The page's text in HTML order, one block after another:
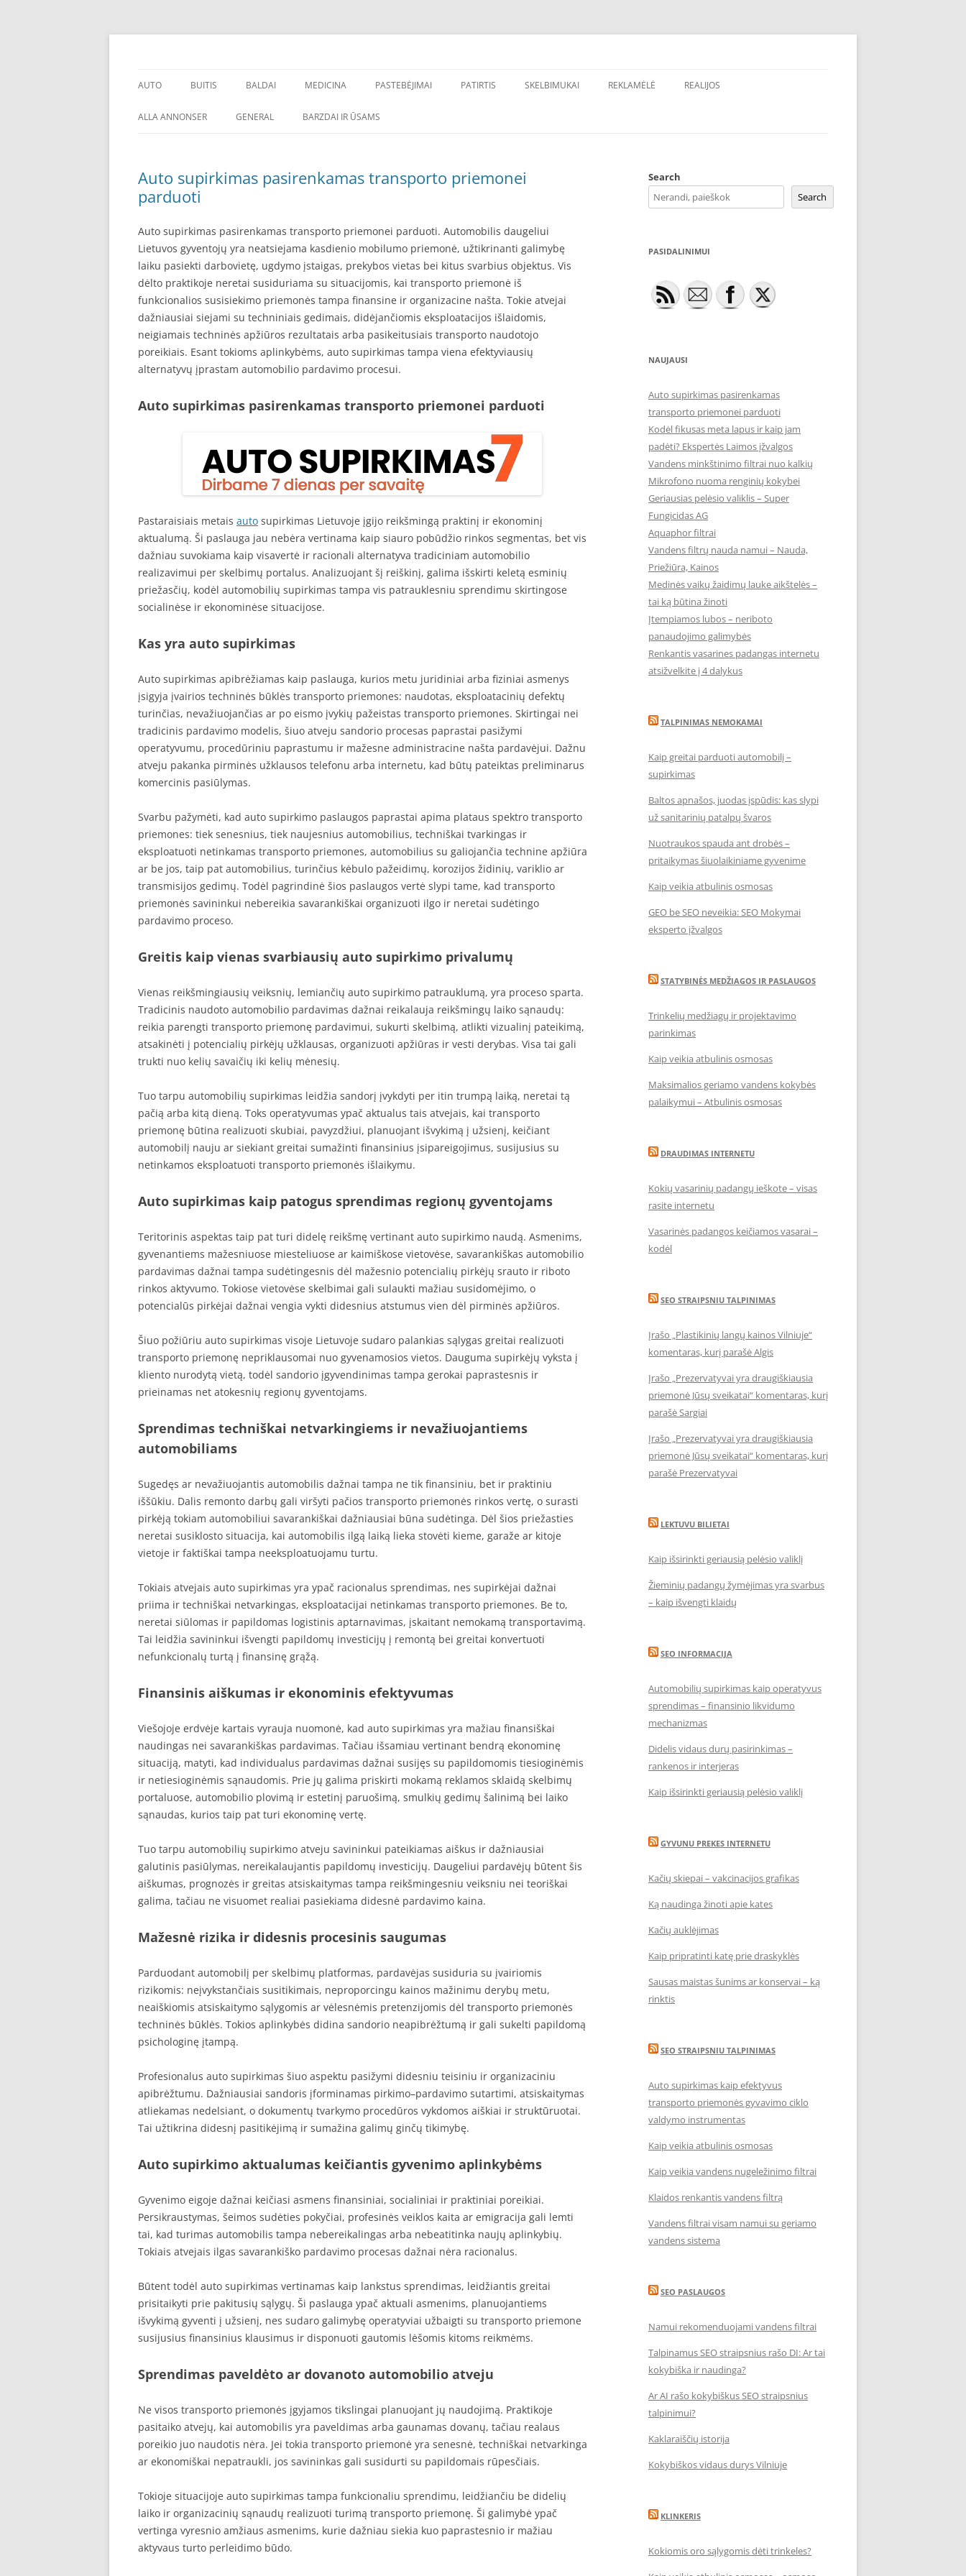
Skip
AUTO
PADANGOS
BUITIS
PREKĖS
BALDAI MEDICINA
ODONTOLOGIJA
PASTEBĖJIMAI PATIRTIS SKELBIMUKAI REKLAMĖLĖ REALIJOS
ALLA ANNONSER GENERAL BARZDAI IR ŪSAMS
Auto supirkimas pasirenkamas transporto priemonei
parduoti
Auto supirkimas pasirenkamas transporto priemonei parduoti. Automobilis daugeliui
Lietuvos gyventojų yra neatsiejama kasdienio mobilumo priemonė, užtikrinanti galimybę
laiku pasiekti darbovietę, ugdymo įstaigas, prekybos vietas bei kitus svarbius objektus. Vis
dėlto praktikoje neretai susiduriama su situacijomis, kai transporto priemonė iš
funkcionalios susisiekimo priemonės tampa finansine ir organizacine našta. Tokie atvejai
dažniausiai siejami su techniniais gedimais, didėjančiomis eksploatacijos išlaidomis,
neigiamais techninės apžiūros rezultatais arba pasikeitusiais transporto naudotojo
poreikiais. Esant tokioms aplinkybėms, auto supirkimas tampa viena efektyviausių
alternatyvų įprastam automobilio pardavimo procesui.
Auto supirkimas pasirenkamas transporto priemonei parduoti
Pastaraisiais metais auto supirkimas Lietuvoje įgijo reikšmingą praktinį ir ekonominį
aktualumą. Ši paslauga jau nebėra vertinama kaip siauro pobūdžio rinkos segmentas, bet vis
dažniau suvokiama kaip visavertė ir racionali alternatyva tradiciniam automobilio
realizavimui per skelbimų portalus. Analizuojant šį reiškinį, galima išskirti keletą esminių
priežasčių, kodėl automobilių supirkimas tampa vis patrauklesniu sprendimu skirtingose
socialinėse ir ekonominėse situacijose.
Kas yra auto supirkimas
Auto supirkimas apibrėžiamas kaip paslauga, kurios metu juridiniai arba fiziniai asmenys
įsigyja įvairios techninės būklės transporto priemones: naudotas, eksploatacinių defektų
turinčias, nevažiuojančias ar po eismo įvykių pažeistas transporto priemones. Skirtingai nei
tradicinis pardavimo modelis, šiuo atveju sandorio procesas paprastai pasižymi
operatyvumu, procedūriniu paprastumu ir mažesne administracine našta pardavėjui. Dažnu
atveju pakanka pirminės užklausos telefonu arba internetu, kad būtų pateiktas preliminarus
komercinis pasiūlymas.
Svarbu pažymėti, kad auto supirkimo paslaugos paprastai apima plataus spektro transporto
priemones: tiek senesnius, tiek naujesnius automobilius, techniškai tvarkingas ir
eksploatuoti netinkamas transporto priemones, automobilius su galiojančia technine apžiūra
ar be jos, taip pat automobilius, turinčius kėbulo pažeidimų, korozijos židinių, variklio ar
transmisijos gedimų. Todėl pagrindinė šios paslaugos vertė slypi tame, kad transporto
priemonės savininkui nebereikia savarankiškai organizuoti ilgo ir neretai sudėtingo
pardavimo proceso.
Greitis kaip vienas svarbiausių auto supirkimo privalumų
Vienas reikšmingiausių veiksnių, lemiančių auto supirkimo patrauklumą, yra proceso sparta.
Tradicinis naudoto automobilio pardavimas dažnai reikalauja reikšmingų laiko sąnaudų:
reikia parengti transporto priemonę pardavimui, sukurti skelbimą, atlikti vizualinį pateikimą,
atsakinėti į potencialių pirkėjų užklausas, organizuoti apžiūras ir vesti derybas. Visa tai gali
trukti nuo kelių savaičių iki kelių mėnesių.
Tuo tarpu automobilių supirkimas leidžia sandorį įvykdyti per itin trumpą laiką, neretai tą
pačią arba kitą dieną. Toks operatyvumas ypač aktualus tais atvejais, kai transporto
priemonę būtina realizuoti skubiai, pavyzdžiui, planuojant išvykimą į užsienį, keičiant
automobilį nauju ar siekiant greitai sumažinti finansinius įsipareigojimus, susijusius su
netinkamos eksploatuoti transporto priemonės išlaikymu.
Auto supirkimas kaip patogus sprendimas regionų gyventojams
Teritorinis aspektas taip pat turi didelę reikšmę vertinant auto supirkimo naudą. Asmenims,
gyvenantiems mažesniuose miesteliuose ar kaimiškose vietovėse, savarankiškas automobilio
pardavimas dažnai tampa sudėtingesnis dėl mažesnio potencialių pirkėjų srauto ir riboto
rinkos aktyvumo. Tokiose vietovėse skelbimai gali sulaukti mažiau susidomėjimo, o
potencialūs pirkėjai dažnai vengia vykti didesnius atstumus vien dėl pirminės apžiūros.
Šiuo požiūriu auto supirkimas visoje Lietuvoje sudaro palankias sąlygas greitai realizuoti
transporto priemonę nepriklausomai nuo gyvenamosios vietos. Dauguma supirkėjų vyksta į
kliento nurodytą vietą, todėl sandorio įgyvendinimas tampa gerokai paprastesnis ir
prieinamas net atokesnių regionų gyventojams.
Sprendimas techniškai netvarkingiems ir nevažiuojantiems
automobiliams
Sugedęs ar nevažiuojantis automobilis dažnai tampa ne tik finansiniu, bet ir praktiniu
iššūkiu. Dalis remonto darbų gali viršyti pačios transporto priemonės rinkos vertę, o surasti
pirkėją tokiam automobiliui savarankiškai dažniausiai būna sudėtinga. Dėl šios priežasties
neretai susiklosto situacija, kai automobilis ilgą laiką lieka stovėti kieme, garaže ar kitoje
vietoje ir faktiškai tampa neeksploatuojamu turtu.
Tokiais atvejais auto supirkimas yra ypač racionalus sprendimas, nes supirkėjai dažnai
priima ir techniškai netvarkingas, eksploatacijai netinkamas transporto priemones. Be to,
neretai siūlomas ir papildomas logistinis aptarnavimas, įskaitant nemokamą transportavimą.
Tai leidžia savininkui išvengti papildomų investicijų į remontą bei greitai konvertuoti
nefunkcionalų turtą į finansinę grąžą.
Finansinis aiškumas ir ekonominis efektyvumas
Viešojoje erdvėje kartais vyrauja nuomonė, kad auto supirkimas yra mažiau finansiškai
naudingas nei savarankiškas pardavimas. Tačiau išsamiau vertinant bendrą ekonominę
situaciją, matyti, kad individualus pardavimas dažnai susijęs su papildomomis tiesioginėmis
ir netiesioginėmis sąnaudomis. Prie jų galima priskirti mokamą reklamos sklaidą skelbimų
portaluose, automobilio plovimą ir estetinį paruošimą, smulkių gedimų šalinimą bei laiko
sąnaudas, kurios taip pat turi ekonominę vertę.
Tuo tarpu automobilių supirkimo atveju savininkui pateikiamas aiškus ir dažniausiai
galutinis pasiūlymas, nereikalaujantis papildomų investicijų. Daugeliui pardavėjų būtent šis
aiškumas, prognozės ir greitas atsiskaitymas tampa reikšmingesniu veiksniu nei teoriškai
galima, tačiau ne visuomet realiai pasiekiama didesnė pardavimo kaina.
Mažesnė rizika ir didesnis procesinis saugumas
Parduodant automobilį per skelbimų platformas, pardavėjas susiduria su įvairiomis
rizikomis: neįvykstančiais susitikimais, neproporcingu kainos mažinimu derybų metu,
neaiškiomis atsiskaitymo sąlygomis ar vėlesnėmis pretenzijomis dėl transporto priemonės
techninės būklės. Tokios aplinkybės didina sandorio neapibrėžtumą ir gali sukelti papildomą
psichologinę įtampą.
Profesionalus auto supirkimas šiuo aspektu pasižymi didesniu teisiniu ir organizaciniu
apibrėžtumu. Dažniausiai sandoris įforminamas pirkimo–pardavimo sutartimi, atsiskaitymas
atliekamas nedelsiant, o dokumentų tvarkymo procedūros vykdomos aiškiai ir struktūruotai.
Tai užtikrina didesnį pasitikėjimą ir sumažina galimų ginčų tikimybę.
Auto supirkimo aktualumas keičiantis gyvenimo aplinkybėms
Gyvenimo eigoje dažnai keičiasi asmens finansiniai, socialiniai ir praktiniai poreikiai.
Persikraustymas, šeimos sudėties pokyčiai, profesinės veiklos kaita ar emigracija gali lemti
tai, kad turimas automobilis tampa nebereikalingas arba nebeatitinka naujų aplinkybių.
Tokiais atvejais ilgas savarankiško pardavimo procesas dažnai nėra racionalus.
Būtent todėl auto supirkimas vertinamas kaip lankstus sprendimas, leidžiantis greitai
prisitaikyti prie pakitusių sąlygų. Ši paslauga ypač aktuali asmenims, planuojantiems
išvykimą gyventi į užsienį, nes sudaro galimybę operatyviai užbaigti su transporto priemone
susijusius finansinius klausimus ir disponuoti gautomis lėšomis kitoms reikmėms.
Sprendimas paveldėto ar dovanoto automobilio atveju
Ne visos transporto priemonės įgyjamos tikslingai planuojant jų naudojimą. Praktikoje
pasitaiko atvejų, kai automobilis yra paveldimas arba gaunamas dovanų, tačiau realaus
poreikio juo naudotis nėra. Jei tokia transporto priemonė yra senesnė, techniškai netvarkinga
ar ekonomiškai nepatraukli, jos savininkas gali susidurti su papildomais rūpesčiais.
Tokioje situacijoje auto supirkimas tampa funkcionaliu sprendimu, leidžiančiu be didelių
laiko ir organizacinių sąnaudų realizuoti turimą transporto priemonę. Ši galimybė ypač
vertinga vyresnio amžiaus asmenims, kurie dažniau siekia kuo paprastesnio ir mažiau
aktyvaus turto perleidimo būdo.
Search
Search
PASIDALINIMUI
NAUJAUSI
Auto supirkimas pasirenkamas
transporto priemonei parduoti
Kodėl fikusas meta lapus ir kaip jam
padėti? Ekspertės Laimos įžvalgos
Vandens minkštinimo filtrai nuo kalkių
Mikrofono nuoma renginių kokybei
Geriausias pelėsio valiklis – Super
Fungicidas AG
Aquaphor filtrai
Vandens filtrų nauda namui – Nauda,
Priežiūra, Kainos
Medinės vaikų žaidimų lauke aikštelės –
tai ką būtina žinoti
Įtempiamos lubos – neriboto
panaudojimo galimybės
Renkantis vasarines padangas internetu
atsižvelkite į 4 dalykus
TALPINIMAS NEMOKAMAI
Kaip greitai parduoti automobilį –
supirkimas
Baltos apnašos, juodas įspūdis: kas slypi
už sanitarinių patalpų švaros
Nuotraukos spauda ant drobės –
pritaikymas šiuolaikiniame gyvenime
Kaip veikia atbulinis osmosas
GEO be SEO neveikia: SEO Mokymai
eksperto įžvalgos
STATYBINĖS MEDŽIAGOS IR PASLAUGOS
Trinkelių medžiagų ir projektavimo
parinkimas
Kaip veikia atbulinis osmosas
Maksimalios geriamo vandens kokybės
palaikymui – Atbulinis osmosas
DRAUDIMAS INTERNETU
Kokių vasarinių padangų ieškote – visas
rasite internetu
Vasarinės padangos keičiamos vasarai –
kodėl
SEO STRAIPSNIU TALPINIMAS
Įrašo „Plastikinių langų kainos Vilniuje“
komentaras, kurį parašė Algis
Įrašo „Prezervatyvai yra draugiškiausia
priemonė Jūsų sveikatai“ komentaras, kurį
parašė Sargiai
Įrašo „Prezervatyvai yra draugiškiausia
priemonė Jūsų sveikatai“ komentaras, kurį
parašė Prezervatyvai
LEKTUVU BILIETAI
Kaip išsirinkti geriausią pelėsio valiklį
Žieminių padangų žymėjimas yra svarbus
– kaip išvengti klaidų
SEO INFORMACIJA
Automobilių supirkimas kaip operatyvus
sprendimas – finansinio likvidumo
mechanizmas
Didelis vidaus durų pasirinkimas –
rankenos ir interjeras
Kaip išsirinkti geriausią pelėsio valiklį
GYVUNU PREKES INTERNETU
Kačių skiepai – vakcinacijos grafikas
Ką naudinga žinoti apie kates
Kačių auklėjimas
Kaip pripratinti katę prie draskyklės
Sausas maistas šunims ar konservai – ką
rinktis
SEO STRAIPSNIU TALPINIMAS
Auto supirkimas kaip efektyvus
transporto priemonės gyvavimo ciklo
valdymo instrumentas
Kaip veikia atbulinis osmosas
Kaip veikia vandens nugeležinimo filtrai
Klaidos renkantis vandens filtrą
Vandens filtrai visam namui su geriamo
vandens sistema
SEO PASLAUGOS
Namui rekomenduojami vandens filtrai
Talpinamus SEO straipsnius rašo DI: Ar tai
kokybiška ir naudinga?
Ar AI rašo kokybiškus SEO straipsnius
talpinimui?
Kaklaraiščių istorija
Kokybiškos vidaus durys Vilniuje
KLINKERIS
Kokiomis oro sąlygomis dėti trinkeles?